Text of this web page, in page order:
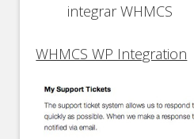
integrar WHMCS
WHMCS WP Integration